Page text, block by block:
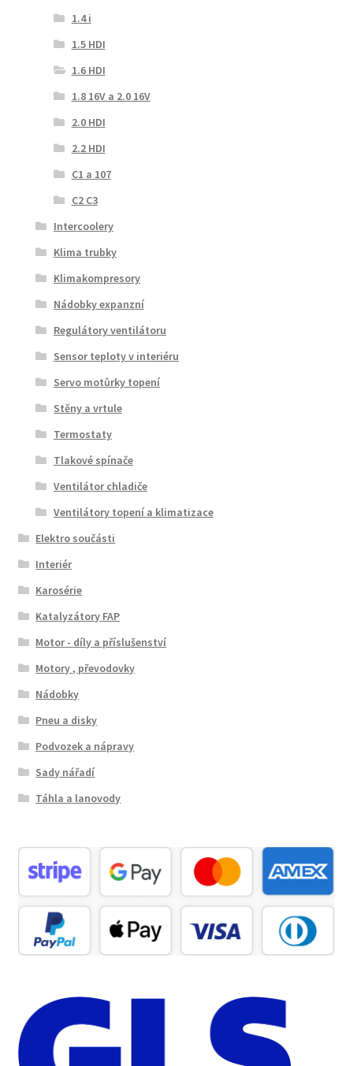
1.4 i
1.5 HDI
1.6 HDI
1.8 16V a 2.0 16V
2.0 HDI
2.2 HDI
C1 a 107
C2 C3
Intercoolery
Klima trubky
Klimakompresory
Nádobky expanzní
Regulátory ventilátoru
Sensor teploty v interiéru
Servo motůrky topení
Stěny a vrtule
Termostaty
Tlakové spínače
Ventilátor chladiče
Ventilátory topení a klimatizace
Elektro součásti
Interiér
Karosérie
Katalyzátory FAP
Motor - díly a příslušenství
Motory , převodovky
Nádobky
Pneu a disky
Podvozek a nápravy
Sady nářadí
Táhla a lanovody